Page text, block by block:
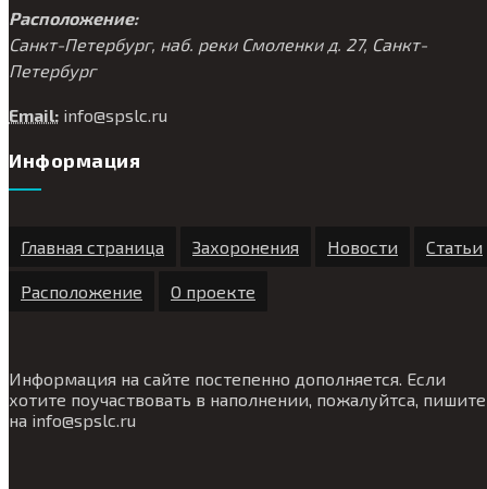
Расположение:
Санкт-Петербург, наб. реки Смоленки д. 27, Санкт-
Петербург
Email: info@spslc.ru
Информация
Главная страница Захоронения Новости Статьи
Расположение О проекте
Информация на сайте постепенно дополняется. Если
хотите поучаствовать в наполнении, пожалуйтса, пишите
на info@spslc.ru